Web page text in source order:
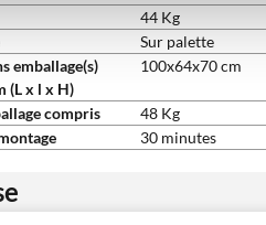
44 Kg
Sur palette
emballage(s)
(L x l x H)
100x64x70 cm
compris
48 Kg
30 minutes